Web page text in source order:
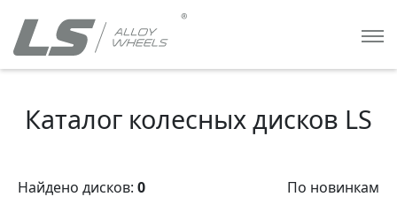
Каталог колесных дисков LS
Найдено дисков: 0
По новинкам